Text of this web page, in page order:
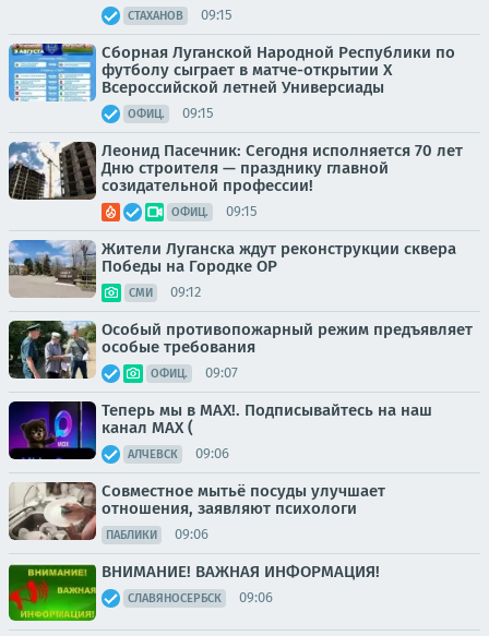
СТАХАНОВ 09:15
Сборная Луганской Народной Республики по
футболу сыграет в матче-открытии Х
Всероссийской летней Универсиады
ОФИЦ. 09:15
Леонид Пасечник: Сегодня исполняется 70 лет
Дню строителя — празднику главной
созидательной профессии!
ОФИЦ. 09:15
Жители Луганска ждут реконструкции сквера
Победы на Городке ОР
СМИ 09:12
Особый противопожарный режим предъявляет
особые требования
ОФИЦ. 09:07
Теперь мы в MAX!. Подписывайтесь на наш
канал MAX (
АЛЧЕВСК 09:06
Совместное мытьё посуды улучшает
отношения, заявляют психологи
ПАБЛИКИ 09:06
ВНИМАНИЕ! ВАЖНАЯ ИНФОРМАЦИЯ!
СЛАВЯНОСЕРБСК 09:06